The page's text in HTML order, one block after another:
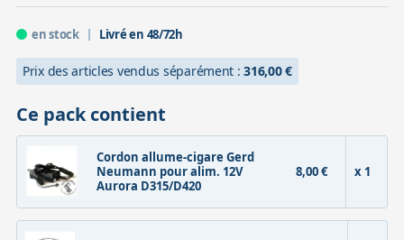
en stock Livré en 48/72h
Prix des articles vendus séparément :316,00 €
Ce pack contient
Cordon allume-cigare Gerd
Neumann pour alim. 12V
Aurora D315/D420
8,00 € x 1